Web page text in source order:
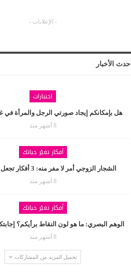
- الإعلانات -
أحدث الأخبار
اختبارات
هل بإمكانكم إيجاد صورتي الرجل والمرأة في غضون 7
8 أشهر منذ
أفكار تغيّر حياتك
الشجار الزوجي أمر لا مفر منه: 3 أفكار تجعل شجاركما…
8 أشهر منذ
أفكار تغيّر حياتك
الوهم البصري: ما هو لون النقاط برأيكم؟
8 أشهر منذ
تحميل المزيد من المشاركات